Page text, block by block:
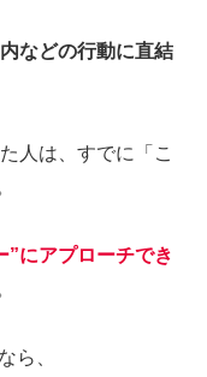
などの行動に直結
人は、すでに「こ
”にアプローチでき
ら、